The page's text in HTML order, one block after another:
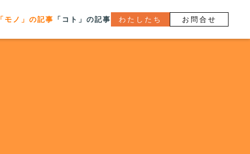
「モノ」の記事 「コト」の記事 わたしたち お問合せ